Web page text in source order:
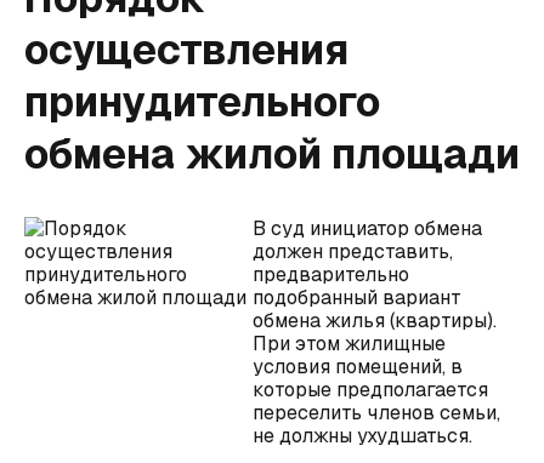
осуществления
принудительного
обмена жилой площади
В суд инициатор обмена
должен представить,
предварительно
подобранный вариант
обмена жилья (квартиры).
При этом жилищные
условия помещений, в
которые предполагается
переселить членов семьи,
не должны ухудшаться.